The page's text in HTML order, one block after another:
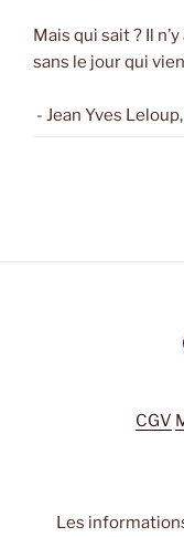
Mais qui sait ? Il
sans le jour qui
- Jean Yves
CGV
Les